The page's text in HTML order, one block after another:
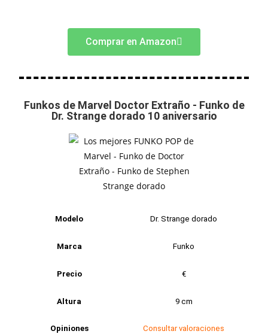
Comprar en Amazon
Funkos de Marvel Doctor Extraño - Funko de
Dr. Strange dorado 10 aniversario
Modelo Dr. Strange dorado
Marca Funko
Precio €
Altura 9 cm
Opiniones Consultar valoraciones